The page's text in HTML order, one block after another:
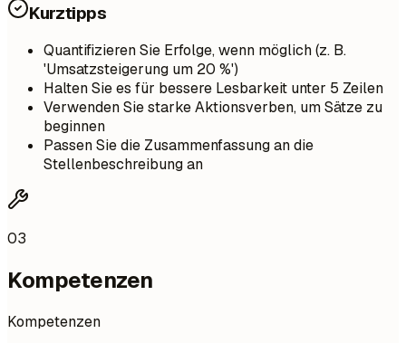
Kurztipps
Quantifizieren Sie Erfolge, wenn möglich (z. B.
'Umsatzsteigerung um 20 %')
Halten Sie es für bessere Lesbarkeit unter 5 Zeilen
Verwenden Sie starke Aktionsverben, um Sätze zu
beginnen
Passen Sie die Zusammenfassung an die
Stellenbeschreibung an
03
Kompetenzen
Kompetenzen